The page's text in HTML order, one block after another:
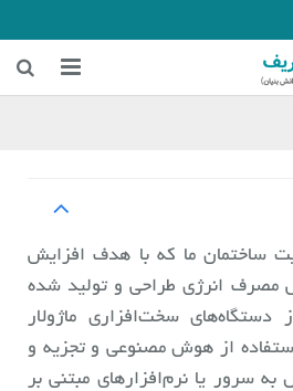
ساختمان ما که با هدف افزایش
مصرف انرژی طراحی و تولید شده
دستگاه‌های سخت‌افزاری ماژولار
از هوش مصنوعی و تجزیه و
به سرور یا نرم‌افزارهای مبتنی بر